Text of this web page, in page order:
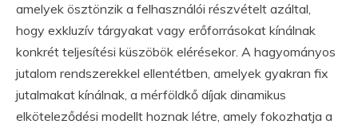
amelyek ösztönzik a felhasználói részvételt azáltal,
hogy exkluzív tárgyakat vagy erőforrásokat kínálnak
konkrét teljesítési küszöbök elérésekor. A hagyományos
jutalom rendszerekkel ellentétben, amelyek gyakran fix
jutalmakat kínálnak, a mérföldkő díjak dinamikus
elköteleződési modellt hoznak létre, amely fokozhatja a